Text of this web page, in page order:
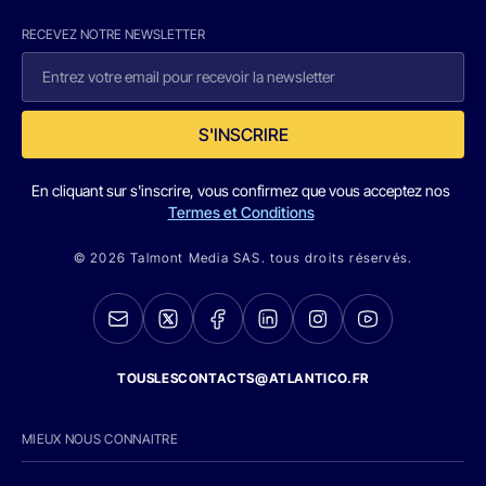
RECEVEZ NOTRE NEWSLETTER
S'INSCRIRE
En cliquant sur s'inscrire, vous confirmez que vous acceptez nos
Termes et Conditions
© 2026 Talmont Media SAS. tous droits réservés.
TOUSLESCONTACTS@ATLANTICO.FR
MIEUX NOUS CONNAITRE